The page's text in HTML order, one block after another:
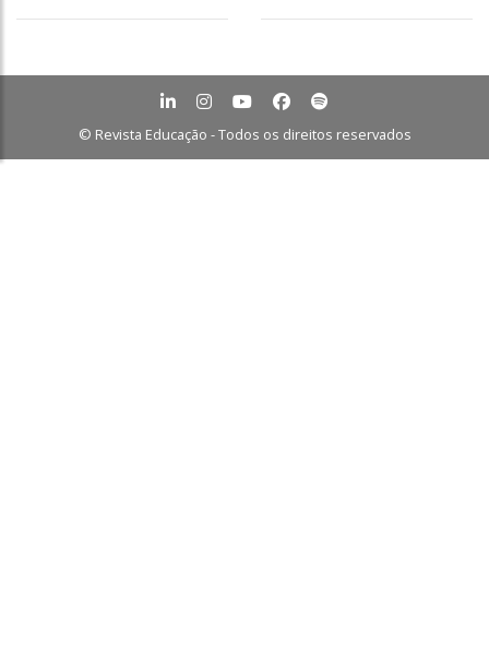
© Revista Educação - Todos os direitos reservados